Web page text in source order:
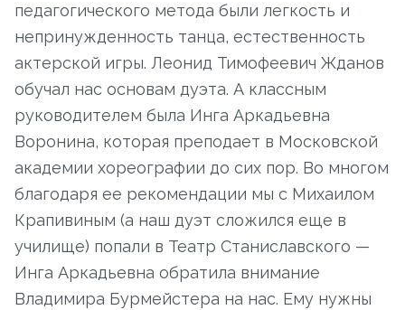
педагогического метода были легкость и
непринужденность танца, естественность
актерской игры. Леонид Тимофеевич Жданов
обучал нас основам дуэта. А классным
руководителем была Инга Аркадьевна
Воронина, которая преподает в Московской
академии хореографии до сих пор. Во многом
благодаря ее рекомендации мы с Михаилом
Крапивиным (а наш дуэт сложился еще в
училище) попали в Театр Станиславского —
Инга Аркадьевна обратила внимание
Владимира Бурмейстера на нас. Ему нужны